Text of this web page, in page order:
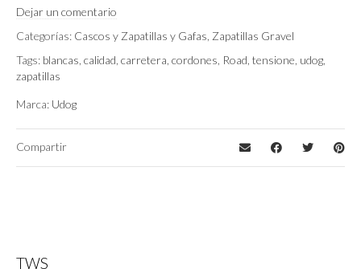
Talla
Dejar un comentario
Categorías: Cascos y Zapatillas y Gafas, Zapatillas Gravel
Tags: blancas, calidad, carretera, cordones, Road, tensione, udog,
zapatillas
Marca: Udog
Compartir
TWS